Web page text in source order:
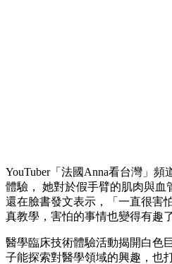
YouTuber「法國Anna看台灣」頻
體驗， 她對於假手臂的肌肉與血
還在臉書發文表示，「一直很害
真教學，害怕的事情也變得有趣了
醫學臨床技術體驗活動揭開白色
子能探索對醫學領域的興趣，也